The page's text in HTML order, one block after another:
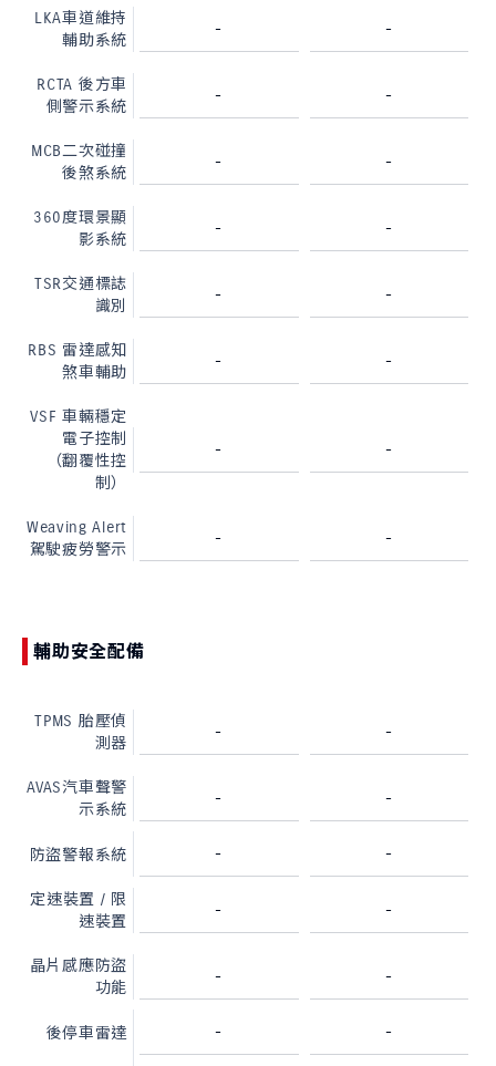
LKA車道維持
輔助系統
- -
RCTA 後方車
側警示系統
- -
MCB二次碰撞
後煞系統
- -
360度環景顯
影系統
- -
TSR交通標誌
識別
- -
RBS 雷達感知
煞車輔助
- -
VSF 車輛穩定
電子控制
（翻覆性控
制）
- -
Weaving Alert
駕駛疲勞警示
- -
輔助安全配備
TPMS 胎壓偵
測器
- -
AVAS汽車聲警
示系統
- -
防盜警報系統 - -
定速裝置 / 限
速裝置
- -
晶片感應防盜
功能
- -
後停車雷達 - -